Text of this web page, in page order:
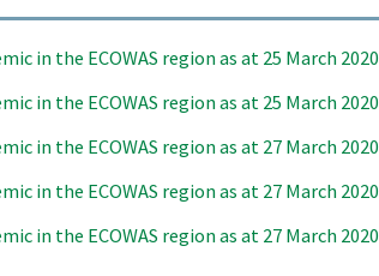
in the ECOWAS region as at 25 March 2020
in the ECOWAS region as at 25 March 2020
in the ECOWAS region as at 27 March 2020
in the ECOWAS region as at 27 March 2020
in the ECOWAS region as at 27 March 2020